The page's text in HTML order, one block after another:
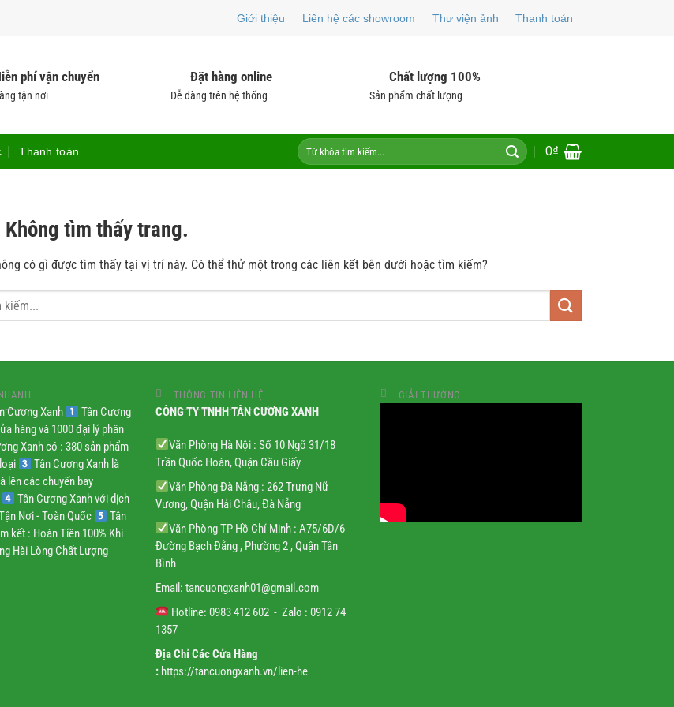
Giới thiệu Liên hệ các showroom Thư viện ảnh Thanh toán
phí vận chuyển
tận nơi
Đặt hàng online
Dễ dàng trên hệ thống
Chất lượng 100%
Sản phẩm chất lượng
Thanh toán
Tìm
kiếm:
0₫
Không tìm thấy trang.
có gì được tìm thấy tại vị trí này. Có thể thử một trong các liên kết bên dưới hoặc tìm kiếm?
Cương Xanh
Tân Cương
hàng và 1000 đại lý phân
Xanh có : 380 sản phẩm
Tân Cương Xanh là
lên các chuyến bay
Tân Cương Xanh với dịch
Nơi - Toàn Quốc
Tân
kết : Hoàn Tiền 100% Khi
Hài Lòng Chất Lượng
THÔNG TIN LIÊN HỆ
CÔNG TY TNHH TÂN CƯƠNG XANH
Văn Phòng Hà Nội : Số 10 Ngõ 31/18
Trần Quốc Hoàn, Quận Cầu Giấy
Văn Phòng Đà Nẵng : 262 Trưng Nữ
Vương, Quận Hải Châu, Đà Nẵng
Văn Phòng TP Hồ Chí Minh : A75/6D/6
Đường Bạch Đằng , Phường 2 , Quận Tân
Bình
Email: tancuongxanh01@gmail.com
Hotline: 0983 412 602 - Zalo : 0912 74
1357
Địa Chỉ Các Cửa Hàng
: https://tancuongxanh.vn/lien-he
GIẢI THƯỞNG